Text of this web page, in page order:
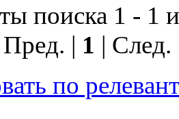
поиска 1 - 1
| 1 |
по